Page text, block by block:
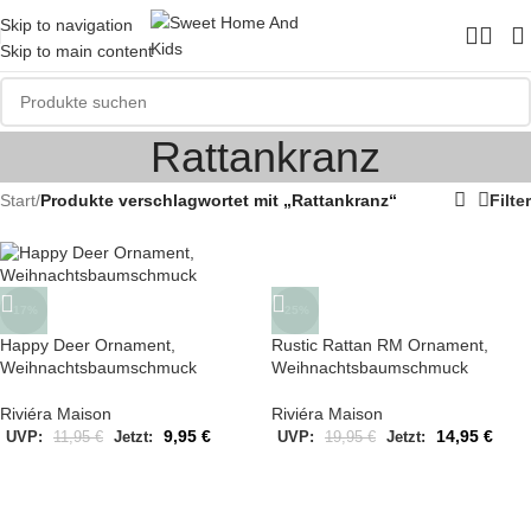
Skip to navigation
Skip to main content
Rattankranz
Start/Produkte verschlagwortet mit „Rattankranz“ Filter
-17%
Happy Deer Ornament,
Weihnachtsbaumschmuck
Riviéra Maison
UVP: 11,95€ Jetzt: 9,95 €
-25%
Rustic Rattan RM Ornament,
Weihnachtsbaumschmuck
Riviéra Maison
UVP: 19,95€ Jetzt: 14,95 €